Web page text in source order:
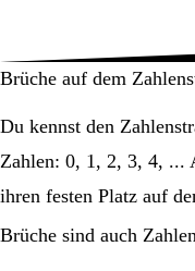
Brüche auf dem
Du kennst den
Zahlen: 0, 1, 2, 3, 4, ...
ihren festen Platz auf
Brüche sind auch